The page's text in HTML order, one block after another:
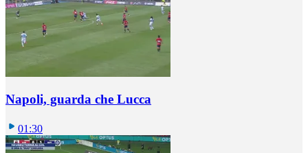
Napoli, guarda che Lucca
01:30